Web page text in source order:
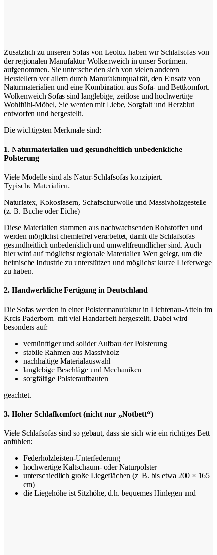
Zusätzlich zu unseren Sofas von Leolux haben wir Schlafsofas von
der regionalen Manufaktur Wolkenweich in unser Sortiment
aufgenommen. Sie unterscheiden sich von vielen anderen
Herstellern vor allem durch Manufakturqualität, den Einsatz von
Naturmaterialien und eine Kombination aus Sofa- und Bettkomfort.
Wolkenweich Sofas sind langlebige, zeitlose und hochwertige
Wohlfühl-Möbel, Sie werden mit Liebe, Sorgfalt und Herzblut
entworfen und hergestellt.
Die wichtigsten Merkmale sind:
1. Naturmaterialien und gesundheitlich unbedenkliche
Polsterung
Viele Modelle sind als Natur-Schlafsofas konzipiert.
Typische Materialien:
Naturlatex, Kokosfasern, Schafschurwolle und Massivholzgestelle
(z. B. Buche oder Eiche)
Diese Materialien stammen aus nachwachsenden Rohstoffen und
werden möglichst chemiefrei verarbeitet, damit die Schlafsofas
gesundheitlich unbedenklich und umweltfreundlicher sind. Auch
hier wird auf möglichst regionale Materialien Wert gelegt, um die
heimische Industrie zu unterstützen und möglichst kurze Lieferwege
zu haben.
2. Handwerkliche Fertigung in Deutschland
Die Sofas werden in einer Polstermanufaktur in Lichtenau-Atteln im
Kreis Paderborn mit viel Handarbeit hergestellt. Dabei wird
besonders auf:
vernünftiger und solider Aufbau der Polsterung
stabile Rahmen aus Massivholz
nachhaltige Materialauswahl
langlebige Beschläge und Mechaniken
sorgfältige Polsteraufbauten
geachtet.
3. Hoher Schlafkomfort (nicht nur „Notbett“)
Viele Schlafsofas sind so gebaut, dass sie sich wie ein richtiges Bett
anfühlen:
Federholzleisten-Unterfederung
hochwertige Kaltschaum- oder Naturpolster
unterschiedlich große Liegeflächen (z. B. bis etwa 200 × 165
cm)
die Liegehöhe ist Sitzhöhe, d.h. bequemes Hinlegen und